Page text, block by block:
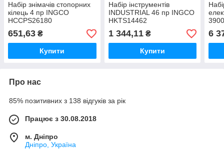
Набір знімачів стопорних
кілець 4 пр INGCO
HCCPS26180
651,63 ₴
Купити
Набір інструментів
INDUSTRIAL 46 пр INGCO
HKTS14462
1 344,11₴
Купити
6
Про нас
85% позитивних з 138 відгуків за рік
Працює з 30.08.2018
м. Дніпро
Дніпро, Україна